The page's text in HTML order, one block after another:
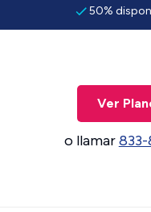
50%
Ver
o llamar833-